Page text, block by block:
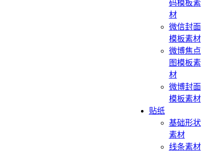
码模板素
材
微信封面
模板素材
微博焦点
图模板素
材
微博封面
模板素材
贴纸
基础形状
素材
线条素材